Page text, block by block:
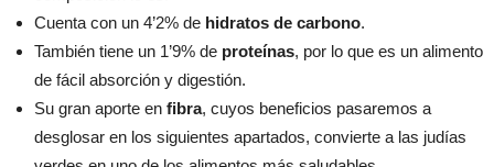
Cuenta con un 4’2% de hidratos de carbono.
También tiene un 1’9% de proteínas, por lo que es un alimento
de fácil absorción y digestión.
Su gran aporte en fibra, cuyos beneficios pasaremos a
desglosar en los siguientes apartados, convierte a las judías